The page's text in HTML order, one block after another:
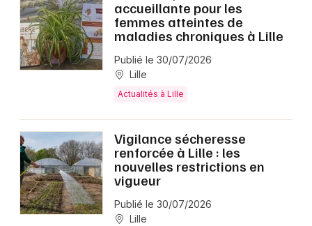
accueillante pour les
femmes atteintes de
maladies chroniques à Lille
Publié le 30/07/2026
Lille
Actualités à Lille
Vigilance sécheresse
renforcée à Lille : les
nouvelles restrictions en
vigueur
Publié le 30/07/2026
Lille